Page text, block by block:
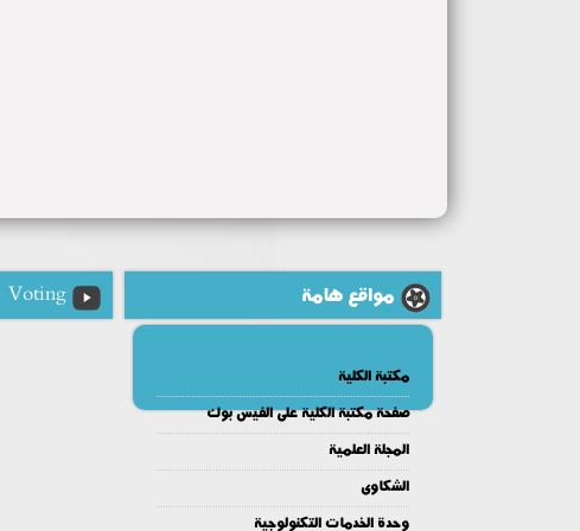
مواقع هامة
مكتبة الكلية
صفحة مكتبة الكلية على الفيس بوك
المجلة العلمية
الشكاوى
وحدة الخدمات التكنولوجية
Voting